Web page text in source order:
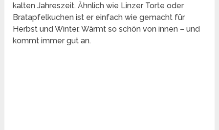
kalten Jahreszeit. Ähnlich wie Linzer Torte oder
Bratapfelkuchen ist er einfach wie gemacht für
Herbst und Winter. Wärmt so schön von innen – und
kommt immer gut an.